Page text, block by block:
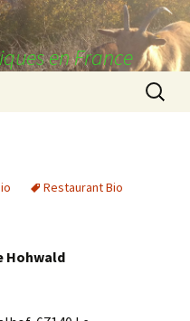
en France
Restaurant Bio
Hohwald